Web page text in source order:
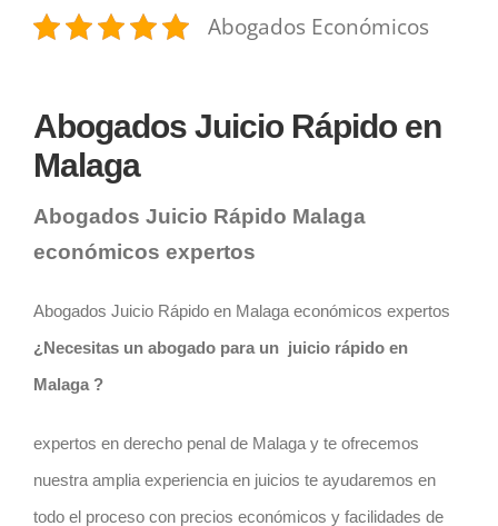
Abogados Económicos
Abogados Juicio Rápido en
Malaga
Abogados Juicio Rápido Malaga
económicos expertos
Abogados Juicio Rápido en Malaga económicos expertos
¿Necesitas un abogado para un juicio rápido en
Malaga ?
expertos en derecho penal de Malaga y te ofrecemos
nuestra amplia experiencia en juicios te ayudaremos en
todo el proceso con precios económicos y facilidades de